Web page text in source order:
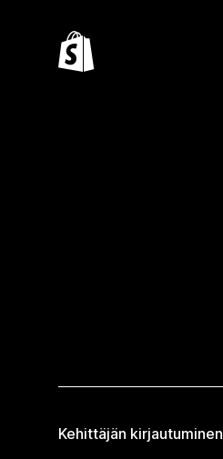
Kehittäjän kirjautuminen